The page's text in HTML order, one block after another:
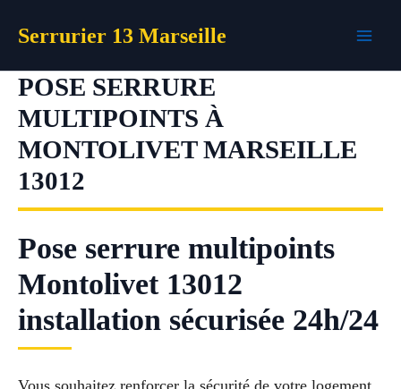
Serrurier 13 Marseille
POSE SERRURE
MULTIPOINTS À
MONTOLIVET MARSEILLE
13012
Pose serrure multipoints
Montolivet 13012
installation sécurisée 24h/24
Vous souhaitez renforcer la sécurité de votre logement